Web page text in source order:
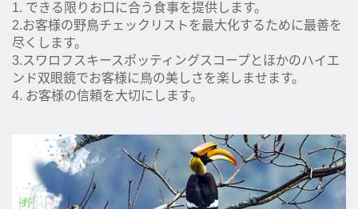
1. できる限りお口に合う食事を提供します。
2.お客様の野鳥チェックリストを最大化するために最善を
尽くします。
3.スワロフスキースポッティングスコープとほかのハイエ
ンド双眼鏡でお客様に鳥の美しさを楽しませます。
4. お客様の信頼を大切にします。